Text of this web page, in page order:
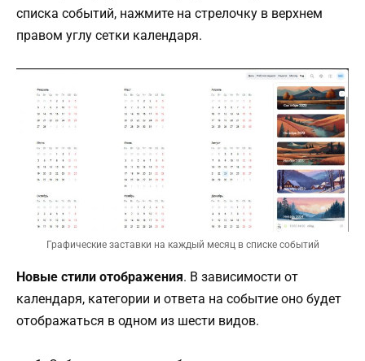
списка событий, нажмите на стрелочку в верхнем
правом углу сетки календаря.
Графические заставки на каждый месяц в списке событий
Новые стили отображения. В зависимости от
календаря, категории и ответа на событие оно будет
отображаться в одном из шести видов.